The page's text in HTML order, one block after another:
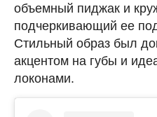
объемный пиджак и
подчеркивающий ее
Стильный образ был
акцентом на губы и
локонами.